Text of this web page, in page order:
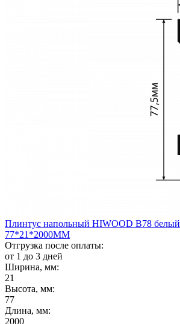
Плинтус напольный HIWOOD B78 белый
77*21*2000ММ
Отгрузка после оплаты:
от 1 до 3 дней
Ширина, мм:
21
Высота, мм:
77
Длина, мм:
2000